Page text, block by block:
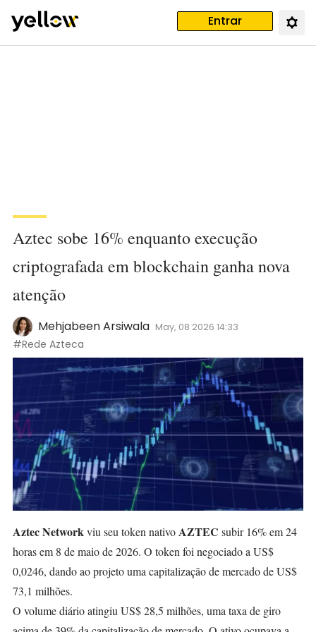
Entrar
Aztec sobe 16% enquanto execução
criptografada em blockchain ganha nova
atenção
Mehjabeen Arsiwala May, 08 2026 14:33
#Rede Azteca
Aztec Networkviu seu token nativoAZTEC subir 16% em 24
horas em 8 de maio de 2026. O token foi negociado a US$
0,0246, dando ao projeto uma capitalização de mercado de US$
73,1 milhões.
O volume diário atingiu US$ 28,5 milhões, uma taxa de giro